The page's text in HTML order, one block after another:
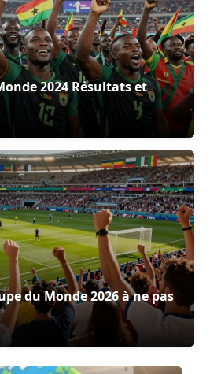
2024 Résultats et
du Monde 2026 à ne pas